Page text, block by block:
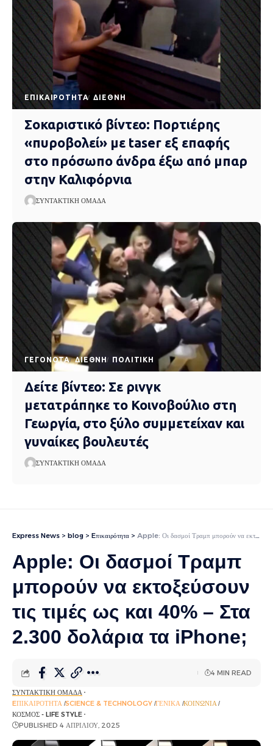
EΠΙΚΑΙΡΌΤΗΤΑ ΔΙΕΘΝΉ
Σοκαριστικό βίντεο: Πορτιέρης
«πυροβολεί» με taser εξ επαφής
στο πρόσωπο άνδρα έξω από μπαρ
στην Καλιφόρνια
ΣΥΝΤΑΚΤΙΚΉ ΟΜΆΔΑ
ΓΕΓΟΝΌΤΑ ΔΙΕΘΝΉ ΠΟΛΙΤΙΚΉ
Δείτε βίντεο: Σε ρινγκ
μετατράπηκε το Κοινοβούλιο στη
Γεωργία, στο ξύλο συμμετείχαν και
γυναίκες βουλευτές
ΣΥΝΤΑΚΤΙΚΉ ΟΜΆΔΑ
Express News > blog > Eπικαιρότητα > Apple: Οι δασμοί Τραμπ μπορούν να εκτοξεύσουν τις τιμές ως και 40% – Στα 2.300 δολάρια τα iPhone;
Apple: Οι δασμοί Τραμπ
μπορούν να εκτοξεύσουν
τις τιμές ως και 40% – Στα
2.300 δολάρια τα iPhone;
ΣΥΝΤΑΚΤΙΚΉ ΟΜΆΔΑ
EΠΙΚΑΙΡΌΤΗΤΑ SCIENCE & TECHNOLOGY ΓΕΝΙΚΆ ΚΟΙΝΩΝΊΑ
ΚΌΣΜΟΣ - LIFE STYLE
PUBLISHED 4 ΑΠΡΙΛΊΟΥ, 2025
4 MIN READ